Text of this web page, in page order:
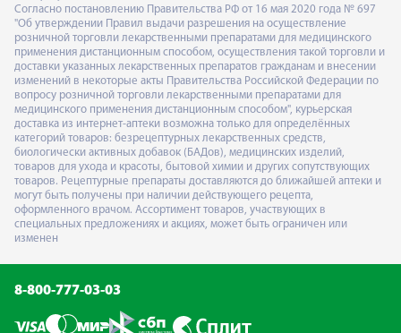
Согласно постановлению Правительства РФ от 16 мая 2020 года № 697
"Об утверждении Правил выдачи разрешения на осуществление
розничной торговли лекарственными препаратами для медицинского
применения дистанционным способом, осуществления такой торговли и
доставки указанных лекарственных препаратов гражданам и внесении
изменений в некоторые акты Правительства Российской Федерации по
вопросу розничной торговли лекарственными препаратами для
медицинского применения дистанционным способом", курьерская
доставка из интернет-аптеки возможна только для определённых
категорий товаров: безрецептурных лекарственных средств,
биологически активных добавок (БАДов), медицинских изделий,
товаров для ухода и красоты, бытовой химии и других сопутствующих
товаров. Рецептурные препараты доставляются до ближайшей аптеки и
могут быть получены при наличии действующего рецепта,
оформленного врачом. Ассортимент товаров, участвующих в
специальных предложениях и акциях, может быть ограничен или
изменен
8-800-777-03-03